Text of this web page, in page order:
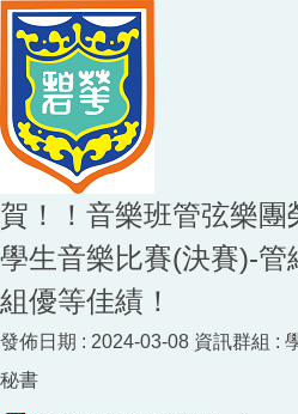
賀！！音樂班管弦樂團
學生音樂比賽(決賽)-
組優等佳績！
發佈日期 : 2024-03-08 資訊群組 :
秘書